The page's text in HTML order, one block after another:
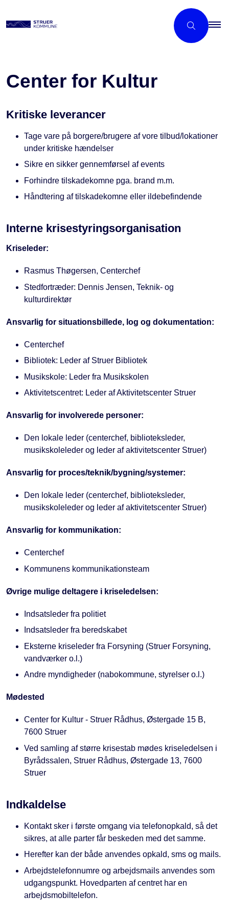
Center for Kultur
Kritiske leverancer
Tage vare på borgere/brugere af vore tilbud/lokationer
under kritiske hændelser
Sikre en sikker gennemførsel af events
Forhindre tilskadekomne pga. brand m.m.
Håndtering af tilskadekomne eller ildebefindende
Interne krisestyringsorganisation
Kriseleder:
Rasmus Thøgersen, Centerchef
Stedfortræder: Dennis Jensen, Teknik- og
kulturdirektør
Ansvarlig for situationsbillede, log og dokumentation:
Centerchef
Bibliotek: Leder af Struer Bibliotek
Musikskole: Leder fra Musikskolen
Aktivitetscentret: Leder af Aktivitetscenter Struer
Ansvarlig for involverede personer:
Den lokale leder (centerchef, biblioteksleder,
musikskoleleder og leder af aktivitetscenter Struer)
Ansvarlig for proces/teknik/bygning/systemer:
Den lokale leder (centerchef, biblioteksleder,
musikskoleleder og leder af aktivitetscenter Struer)
Ansvarlig for kommunikation:
Centerchef
Kommunens kommunikationsteam
Øvrige mulige deltagere i kriseledelsen:
Indsatsleder fra politiet
Indsatsleder fra beredskabet
Eksterne kriseleder fra Forsyning (Struer Forsyning,
vandværker o.l.)
Andre myndigheder (nabokommune, styrelser o.l.)
Mødested
Center for Kultur - Struer Rådhus, Østergade 15 B,
7600 Struer
Ved samling af større krisestab mødes kriseledelsen i
Byrådssalen, Struer Rådhus, Østergade 13, 7600
Struer
Indkaldelse
Kontakt sker i første omgang via telefonopkald, så det
sikres, at alle parter får beskeden med det samme.
Herefter kan der både anvendes opkald, sms og mails.
Arbejdstelefonnumre og arbejdsmails anvendes som
udgangspunkt. Hovedparten af centret har en
arbejdsmobiltelefon.